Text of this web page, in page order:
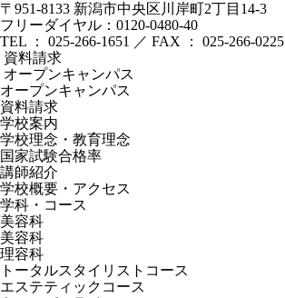
〒951-8133 新潟市中央区川岸町2丁目14-3
フリーダイヤル：0120-0480-40
TEL ： 025-266-1651 ／ FAX ： 025-266-0225
資料請求
オープンキャンパス
オープンキャンパス
資料請求
学校案内
学校理念・教育理念
国家試験合格率
講師紹介
学校概要・アクセス
学科・コース
美容科
美容科
理容科
トータルスタイリストコース
エステティックコース